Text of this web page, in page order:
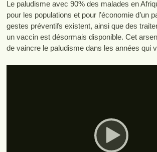
Le paludisme avec 90% des malades en
pour les populations et pour l’économie d’un
gestes préventifs existent, ainsi que des
un vaccin est désormais disponible. Cet
de vaincre le paludisme dans les années qui